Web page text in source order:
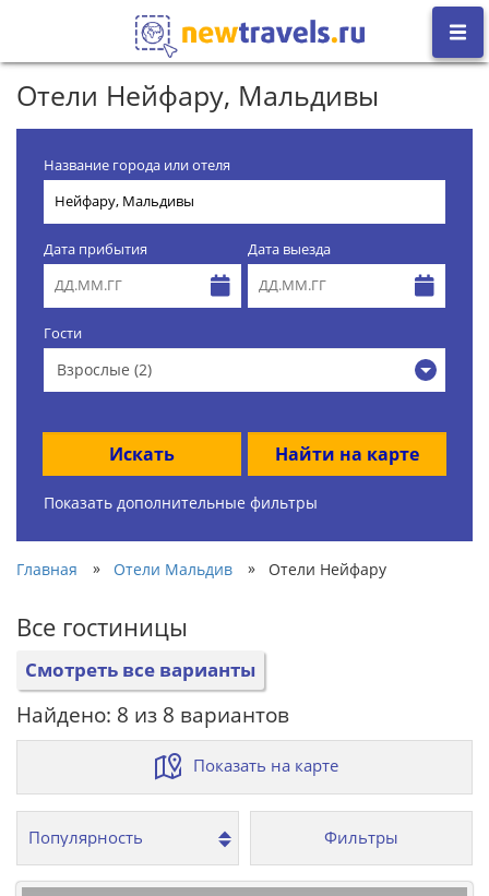
Отели Нейфару, Мальдивы
Название города или отеля
Дата прибытия Дата выезда
Гости
Взрослые (2)
Искать Найти на карте
Показать дополнительные фильтры
Главная » Отели Мальдив » Отели Нейфару
Все гостиницы
Смотреть все варианты
Найдено: 8 из 8 вариантов
Показать на карте
Фильтры